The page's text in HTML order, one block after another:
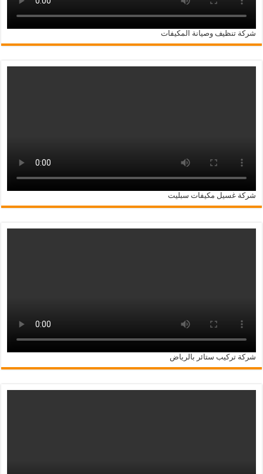
شركة تنظيف وصيانة المكيفات
شركة غسيل مكيفات سبليت
شركة تركيب ستائر بالرياض